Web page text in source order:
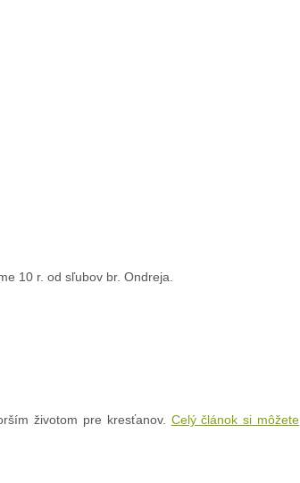
10 r. od sľubov br. Ondreja.
životom pre kresťanov. Celý článok si môžete